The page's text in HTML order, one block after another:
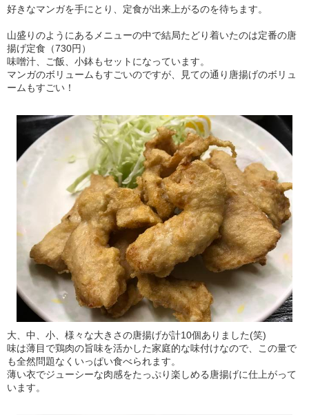
好きなマンガを手にとり、定食が出来上がるのを待ちます。
山盛りのようにあるメニューの中で結局たどり着いたのは定番の唐
揚げ定食（730円）
味噌汁、ご飯、小鉢もセットになっています。
マンガのボリュームもすごいのですが、見ての通り唐揚げのボリュ
ームもすごい！
大、中、小、様々な大きさの唐揚げが計10個ありました(笑)
味は薄目で鶏肉の旨味を活かした家庭的な味付けなので、この量で
も全然問題なくいっぱい食べられます。
薄い衣でジューシーな肉感をたっぷり楽しめる唐揚げに仕上がって
います。